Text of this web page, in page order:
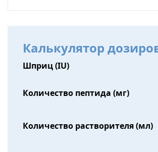
Калькулятор
Шприц (IU)
Количество пептида (мг)
Количество растворителя (мл)